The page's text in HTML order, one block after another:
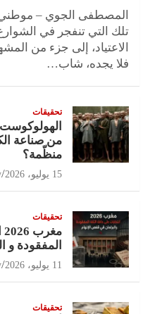
المصطفى الجوي –
تلك التي تنفجر في
الاعتياد، إلى جزء من
فلا يجده، شاب…
تحقيقات
من صناعة
منظّمة؟
15 يوليو، 2026
تحقيقات
المفقودة و
11 يوليو، 2026
تحقيقات